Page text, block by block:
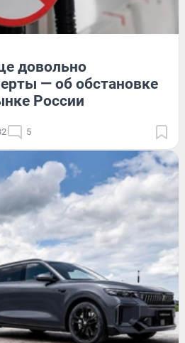
довольно
— об обстановке
России
5